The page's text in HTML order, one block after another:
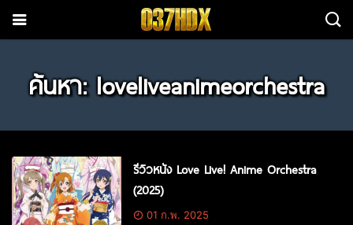
ค้นหา: loveliveanimeorchestra
รีวิวหนัง Love Live! Anime Orchestra
(2025)
01 ก.พ. 2025